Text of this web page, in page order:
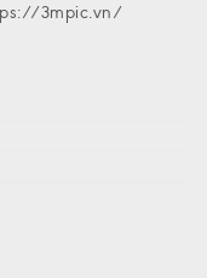
3mpic.vn/